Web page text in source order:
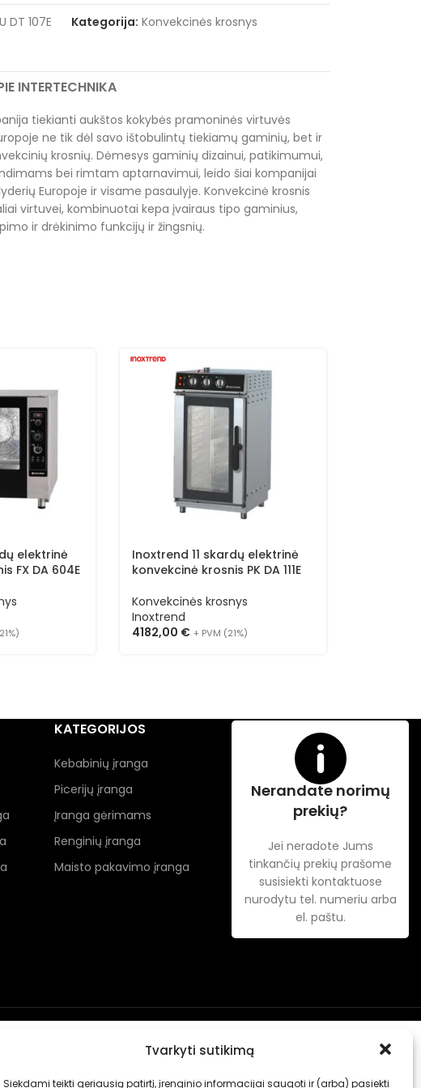
Tvarkyti sutikimą
Siekdami teikti geriausią patirtį, įrenginio informacijai saugoti ir (arba) pasiekti
DT 107E Kategorija: Konvekcinės krosnys
INTERTECHNIKA
tiekianti aukštos kokybės pramoninės virtuvės
ne tik dėl savo ištobulintų tiekiamų gaminių, bet ir
krosnių. Dėmesys gaminių dizainui, patikimumui,
bei rimtam aptarnavimui, leido šiai kompanijai
Europoje ir visame pasaulyje. Konvekcinė krosnis
virtuvei, kombinuotai kepa įvairaus tipo gaminius,
ir drėkinimo funkcijų ir žingsnių.
elektrinė
FX DA 604E
Inoxtrend 11 skardų elektrinė
konvekcinė krosnis PK DA 111E
Konvekcinės krosnys
Inoxtrend
4182,00 € + PVM (21%)
KATEGORIJOS
Kebabinių įranga
Picerijų įranga
Įranga gėrimams
Renginių įranga
Maisto pakavimo įranga
Nerandate norimų
prekių?
Jei neradote Jums
tinkančių prekių prašome
susisiekti kontaktuose
nurodytu tel. numeriu arba
el. paštu.